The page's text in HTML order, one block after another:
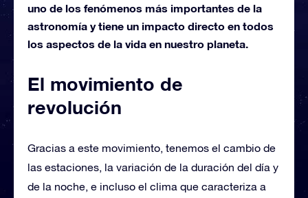
uno de los fenómenos más importantes de la
astronomía y tiene un impacto directo en todos
los aspectos de la vida en nuestro planeta.
El movimiento de
revolución
Gracias a este movimiento, tenemos el cambio de
las estaciones, la variación de la duración del día y
de la noche, e incluso el clima que caracteriza a